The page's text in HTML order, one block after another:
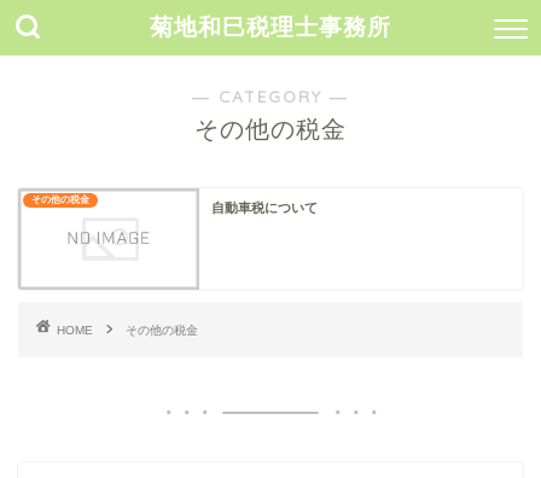
菊地和巳税理士事務所
― CATEGORY ―
その他の税金
その他の税金
自動車税について
HOME その他の税金